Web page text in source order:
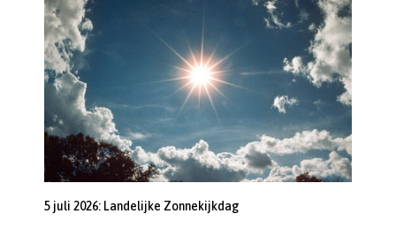
5 juli 2026: Landelijke Zonnekijkdag